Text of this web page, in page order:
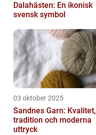
Dalahästen: En ikonisk
svensk symbol
03 oktober 2025
Sandnes Garn: Kvalitet,
tradition och moderna
uttryck